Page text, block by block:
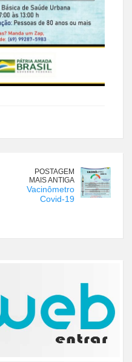
POSTAGEM
MAIS ANTIGA
Vacinômetro
Covid-19